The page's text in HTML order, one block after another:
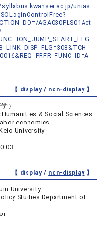
unias
AGA030PLS01Act
【 display / non-display】
）
Humanities & Social Sciences
economics
University
【 display / non-display】
University
Studies Department of